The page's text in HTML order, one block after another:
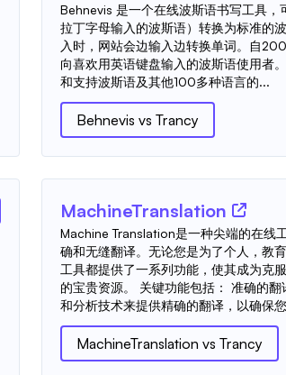
Behnevis 是一个在线波斯语书写工具，
拉丁字母输入的波斯语）转换为标准的
入时，网站会边输入边转换单词。自
向喜欢用英语键盘输入的波斯语使用者
和支持波斯语及其他100多种语言的...
Behnevis vs Trancy
MachineTranslation
Machine Translation是一种尖端的在线
确和无缝翻译。无论您是为了个人，教
工具都提供了一系列功能，使其成为克
的宝贵资源。 关键功能包括： 准确的
和分析技术来提供精确的翻译，以确保
MachineTranslation vs Trancy